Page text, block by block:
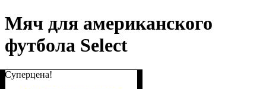
Мяч для американского
футбола Select
Суперцена!